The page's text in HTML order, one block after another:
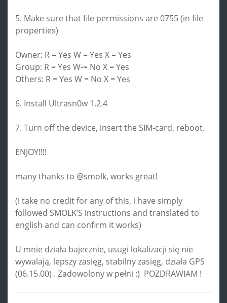
5. Make sure that file permissions are 0755 (in file
properties)
Owner: R = Yes W = Yes X = Yes
Group: R = Yes W-= No X = Yes
Others: R = Yes W = No X = Yes
6. Install Ultrasn0w 1.2.4
7. Turn off the device, insert the SIM-card, reboot.
ENJOY!!!!
many thanks to @smolk, works great!
(i take no credit for any of this, i have simply
followed SMOLK’S instructions and translated to
english and can confirm it works)
U mnie działa bajecznie, usugi lokalizacji się nie
wywalają, lepszy zasięg, stabilny zasięg, działa GPS
(06.15.00) . Zadowolony w pełni :) POZDRAWIAM !